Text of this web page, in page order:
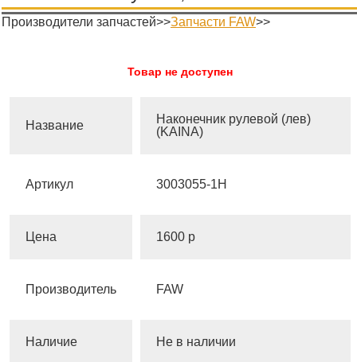
Производители запчастей>>Запчасти FAW>>
Товар не доступен
Название
Наконечник рулевой (лев)
(KAINA)
Артикул 3003055-1H
Цена 1600 р
Производитель FAW
Наличие Не в наличии